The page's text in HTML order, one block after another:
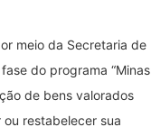
meio da Secretaria de
do programa “Minas
de bens valorados
restabelecer sua